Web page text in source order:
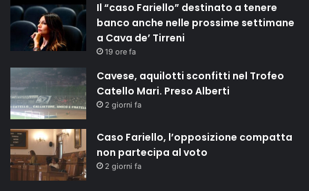
Il “caso Fariello” destinato a tenere
banco anche nelle prossime settimane
a Cava de’ Tirreni
19 ore fa
Cavese, aquilotti sconfitti nel Trofeo
Catello Mari. Preso Alberti
2 giorni fa
Caso Fariello, l’opposizione compatta
non partecipa al voto
2 giorni fa